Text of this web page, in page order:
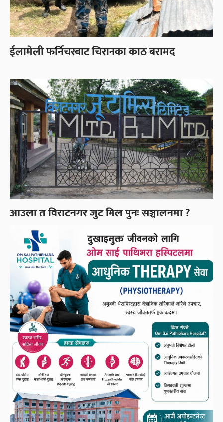
ईलामेली फर्निचरबाट चिरानका काठ बरामद
आउला त विराटनगर जुट मिल पुनः सञ्चालनमा ?